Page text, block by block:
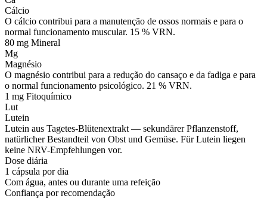
Cálcio
O cálcio contribui para a manutenção de ossos normais e para o
normal funcionamento muscular. 15 % VRN.
80 mg Mineral
Mg
Magnésio
O magnésio contribui para a redução do cansaço e da fadiga e para
o normal funcionamento psicológico. 21 % VRN.
1 mg Fitoquímico
Lut
Lutein
Lutein aus Tagetes-Blütenextrakt — sekundärer Pflanzenstoff,
natürlicher Bestandteil von Obst und Gemüse. Für Lutein liegen
keine NRV-Empfehlungen vor.
Dose diária
1 cápsula por dia
Com água, antes ou durante uma refeição
Confiança por recomendação